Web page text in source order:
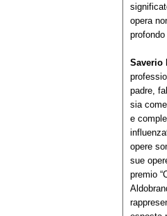
opera
Saverio
padre,
sia
e
opere
sue
premio